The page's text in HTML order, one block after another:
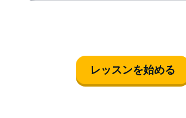
レッスンを始める